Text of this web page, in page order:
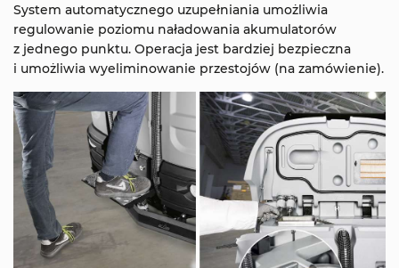
System automatycznego uzupełniania umożliwia
regulowanie poziomu naładowania akumulatorów
z jednego punktu. Operacja jest bardziej bezpieczna
i umożliwia wyeliminowanie przestojów (na zamówienie).